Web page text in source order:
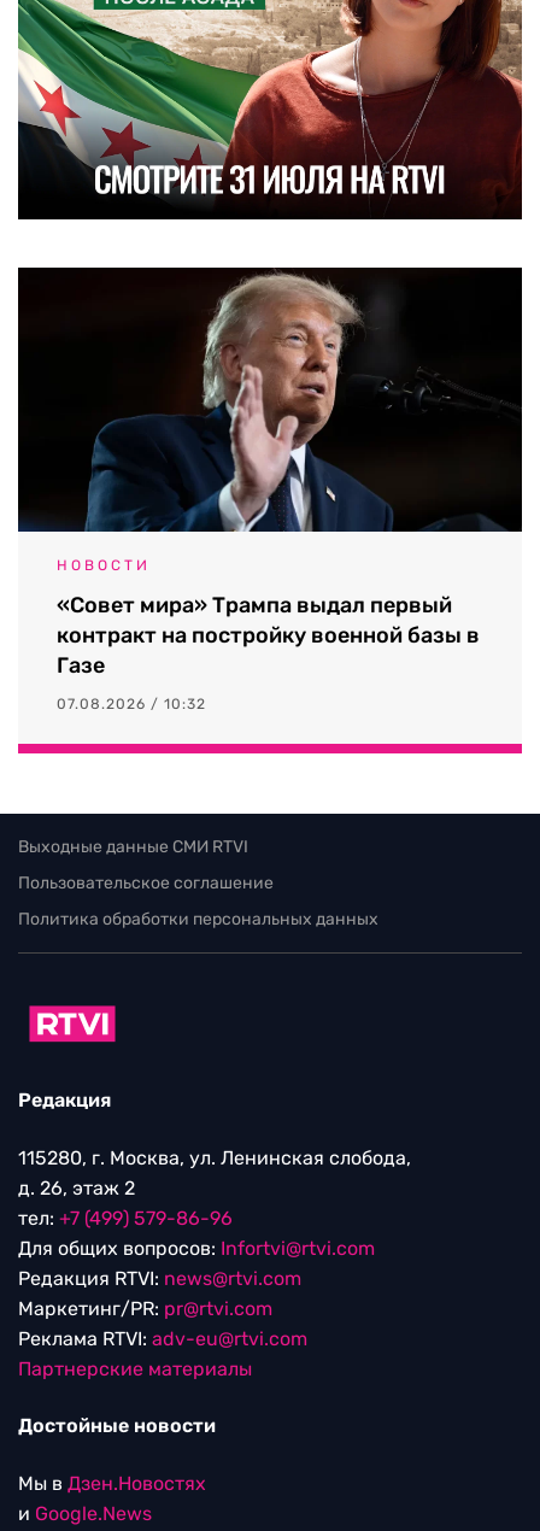
НОВОСТИ
«Совет мира» Трампа выдал первый
контракт на постройку военной базы в
Газе
07.08.2026 / 10:32
Выходные данные СМИ RTVI
Пользовательское соглашение
Политика обработки персональных данных
Редакция
115280, г. Москва, ул. Ленинская слобода,
д. 26, этаж 2
тел: +7 (499) 579-86-96
Для общих вопросов: Infortvi@rtvi.com
Редакция RTVI: news@rtvi.com
Маркетинг/PR: pr@rtvi.com
Реклама RTVI: adv-eu@rtvi.com
Партнерские материалы
Достойные новости
Мы в Дзен.Новостях
и Google.News